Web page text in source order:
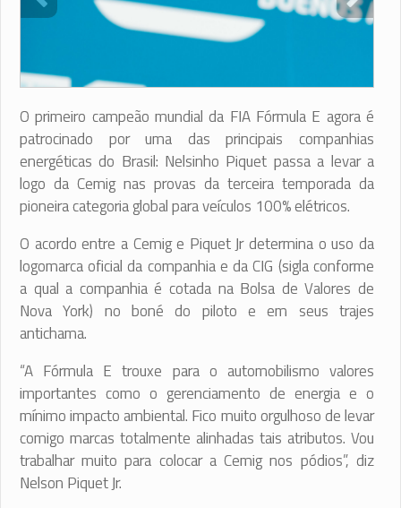
O primeiro campeão mundial da FIA Fórmula E agora é
patrocinado por uma das principais companhias
energéticas do Brasil: Nelsinho Piquet passa a levar a
logo da Cemig nas provas da terceira temporada da
pioneira categoria global para veículos 100% elétricos.
O acordo entre a Cemig e Piquet Jr determina o uso da
logomarca oficial da companhia e da CIG (sigla conforme
a qual a companhia é cotada na Bolsa de Valores de
Nova York) no boné do piloto e em seus trajes
antichama.
“A Fórmula E trouxe para o automobilismo valores
importantes como o gerenciamento de energia e o
mínimo impacto ambiental. Fico muito orgulhoso de levar
comigo marcas totalmente alinhadas tais atributos. Vou
trabalhar muito para colocar a Cemig nos pódios”, diz
Nelson Piquet Jr.